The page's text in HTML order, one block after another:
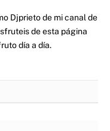
Djprieto de mi canal de
de esta página
día a día.